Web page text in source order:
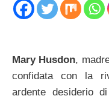
Mary Husdon,
confidata con la
ardente desiderio